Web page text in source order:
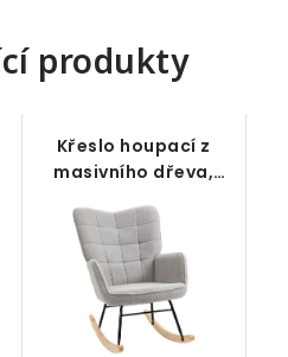
produkty
Křeslo houpací z
masivního dřeva,